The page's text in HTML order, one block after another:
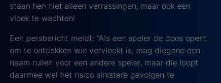
staan hen niet alleen verrassingen, maar ook een
vloek te wachten!
Een persbericht meldt: “Als een speler de doos opent
om te ontdekken wie vervloekt is, mag diegene een
naam ruilen voor een andere speler, maar die loopt
daarmee wel het risico sinistere gevolgen te